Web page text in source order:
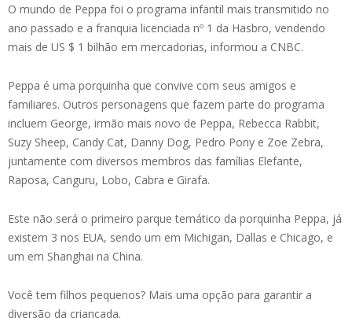
O mundo de Peppa foi o programa infantil mais transmitido no
ano passado e a franquia licenciada nº 1 da Hasbro, vendendo
mais de US $ 1 bilhão em mercadorias, informou a CNBC.
Peppa é uma porquinha que convive com seus amigos e
familiares. Outros personagens que fazem parte do programa
incluem George, irmão mais novo de Peppa, Rebecca Rabbit,
Suzy Sheep, Candy Cat, Danny Dog, Pedro Pony e Zoe Zebra,
juntamente com diversos membros das famílias Elefante,
Raposa, Canguru, Lobo, Cabra e Girafa.
Este não será o primeiro parque temático da porquinha Peppa, já
existem 3 nos EUA, sendo um em Michigan, Dallas e Chicago, e
um em Shanghai na China.
Você tem filhos pequenos? Mais uma opção para garantir a
diversão da criançada.